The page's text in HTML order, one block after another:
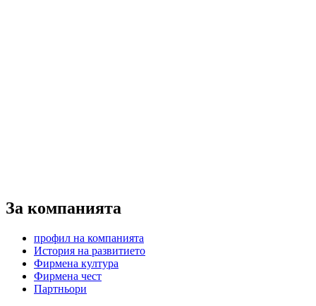
За компанията
профил на компанията
История на развитието
Фирмена култура
Фирмена чест
Партньори